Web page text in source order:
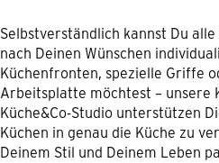
Selbstverständlich kannst Du
nach Deinen Wünschen
Küchenfronten, spezielle Griffe
Arbeitsplatte möchtest – unsere
Küche&Co-Studio unterstützen
Küchen in genau die Küche zu
Deinem Stil und Deinem Leben